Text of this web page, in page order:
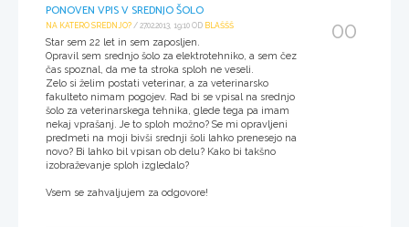
PONOVEN VPIS V SREDNJO ŠOLO
NA KATERO SREDNJO? / 27.02.2013, 19:10 OD BLAŠŠŠ
Star sem 22 let in sem zaposljen.
Opravil sem srednjo šolo za elektrotehniko, a sem čez
čas spoznal, da me ta stroka sploh ne veseli.
Zelo si želim postati veterinar, a za veterinarsko
fakulteto nimam pogojev. Rad bi se vpisal na srednjo
šolo za veterinarskega tehnika, glede tega pa imam
nekaj vprašanj. Je to sploh možno? Se mi opravljeni
predmeti na moji bivši srednji šoli lahko prenesejo na
novo? Bi lahko bil vpisan ob delu? Kako bi takšno
izobraževanje sploh izgledalo?
Vsem se zahvaljujem za odgovore!
00